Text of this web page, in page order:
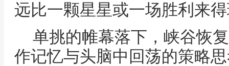
远比一颗星星或一场胜利来
单挑的帷幕落下，峡谷恢
作记忆与头脑中回荡的策略